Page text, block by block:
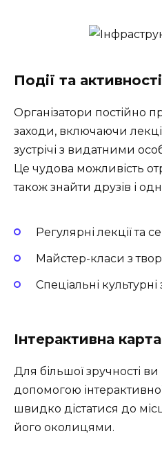
Події та
Організатори постійно
заходи, включаючи
зустрічі з видатними
Це чудова можливість
також знайти друзів і
Регулярні лекції та
Майстер-класи з
Спеціальні культурні
Інтерактивна
Для більшої зручності
допомогою
швидко дістатися до
його околицями.